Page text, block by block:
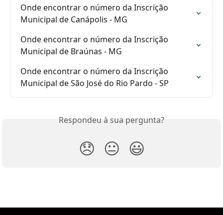
Onde encontrar o número da Inscrição
Municipal de Canápolis - MG
Onde encontrar o número da Inscrição
Municipal de Braúnas - MG
Onde encontrar o número da Inscrição
Municipal de São José do Rio Pardo - SP
Respondeu à sua pergunta?
😞 😐 😃